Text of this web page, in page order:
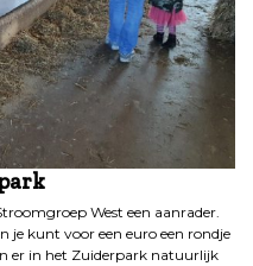
West een aanrader.
je kunt voor een euro een rondje
er in het Zuiderpark natuurlijk